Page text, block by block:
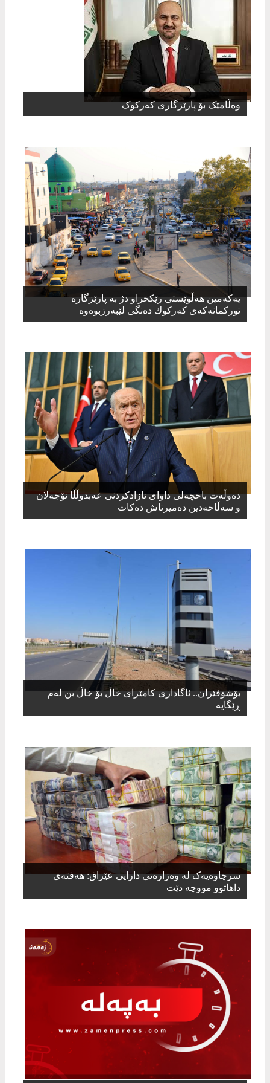
وەڵامێک بۆ پارێزگاری کەرکوک
یەكەمین هەڵوێستی رێكخراو دژ بە پارێزگارە
توركمانەكەی كەركوك دەنگی لێبەرزبوەوە
دەوڵەت باخچەلی داوای ئازادکردنی عەبدوڵڵا ئۆجەلان
و سەڵاحەدین دەمیرتاش دەکات
بۆشؤفێران.. ئاگاداری کامێرای خاڵ بۆ خاڵ بن لەم
ڕێگایە
​سرچاوەیەک لە وەزارەتی دارایی عێراق: هەفتەی
داهاتوو مووچە دێت